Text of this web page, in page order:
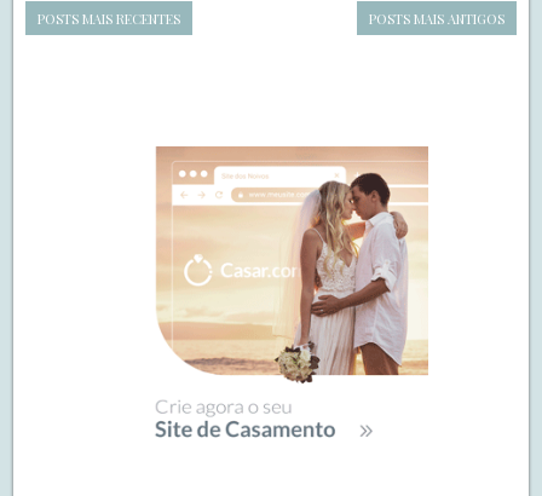
POSTS MAIS RECENTES POSTS MAIS ANTIGOS
SIDEBAR